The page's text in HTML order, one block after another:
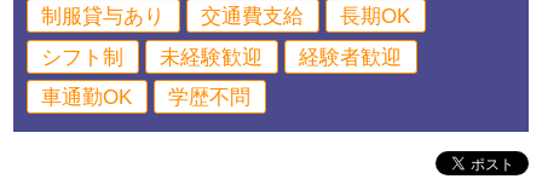
制服貸与あり
交通費支給
長期OK
シフト制
未経験歓迎
経験者歓迎
車通勤OK
学歴不問